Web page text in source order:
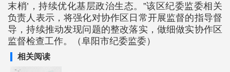
末梢’，持续优化基层政治生态。”该区纪委监委相关
负责人表示，将强化对协作区日常开展监督的指导督
导，持续推动发现问题的整改落实，做细做实协作区
监督检查工作。（阜阳市纪委监委）
相关阅读